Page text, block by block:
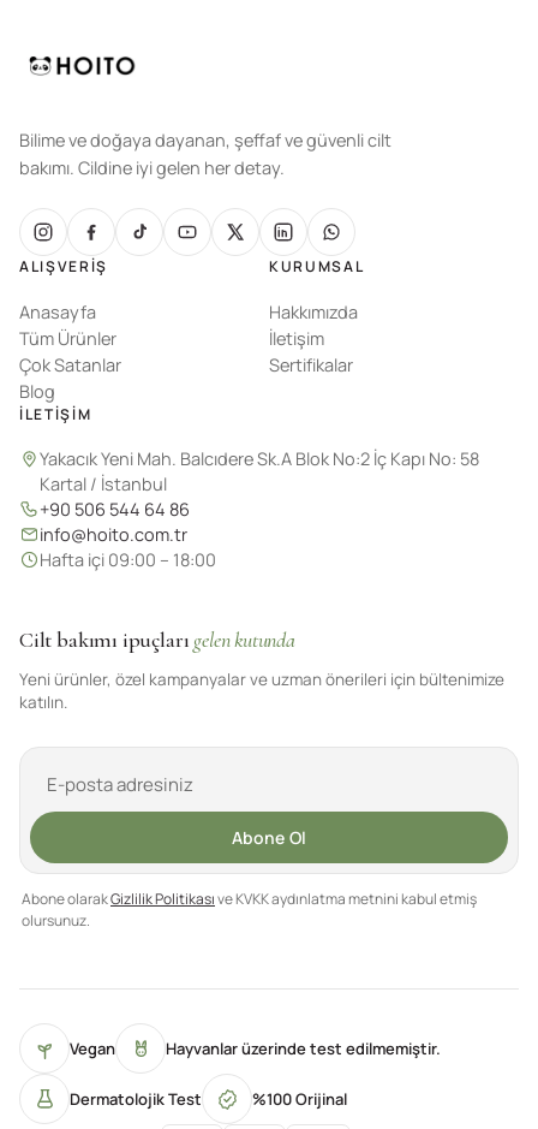
Cilt bakımı ipuçları gelen kutunda
Yeni ürünler, özel kampanyalar ve uzman önerileri için bültenimize
katılın.
Abone Ol
Abone olarakGizlilik Politikasıve KVKK aydınlatma metnini kabul etmiş
olursunuz.
Bilime ve doğaya dayanan, şeffaf ve güvenli cilt
bakımı. Cildine iyi gelen her detay.
ALIŞVERIŞ
Anasayfa
Tüm Ürünler
Çok Satanlar
Blog
KURUMSAL
Hakkımızda
İletişim
Sertifikalar
İLETIŞIM
Yakacık Yeni Mah. Balcıdere Sk.A Blok No:2 İç Kapı No: 58
Kartal / İstanbul
+90 506 544 64 86
info@hoito.com.tr
Hafta içi 09:00 – 18:00
Vegan Hayvanlar üzerinde test edilmemiştir.
Dermatolojik Test %100 Orijinal